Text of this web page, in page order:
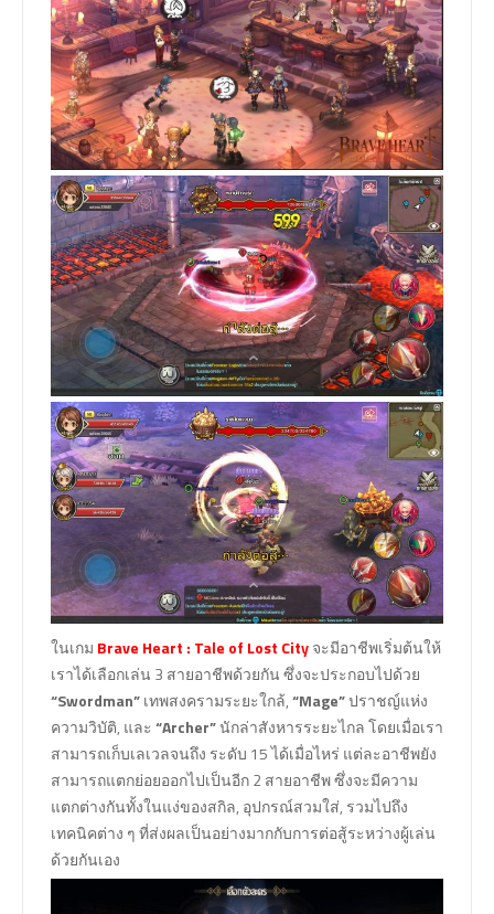
ในเกม Brave Heart : Tale of Lost Cityจะมีอาชีพเริ่มต้นให้
เราได้เลือกเล่น 3 สายอาชีพด้วยกัน ซึ่งจะประกอบไปด้วย
“Swordman”เทพสงครามระยะใกล้,“Mage”ปราชญ์แห่ง
ความวิบัติ, และ “Archer”นักล่าสังหารระยะไกล โดยเมื่อเรา
สามารถเก็บเลเวลจนถึง ระดับ 15 ได้เมื่อไหร่ แต่ละอาชีพยัง
สามารถแตกย่อยออกไปเป็นอีก 2 สายอาชีพ ซึ่งจะมีความ
แตกต่างกันทั้งในแง่ของสกิล, อุปกรณ์สวมใส่, รวมไปถึง
เทคนิคต่าง ๆ ที่ส่งผลเป็นอย่างมากกับการต่อสู้ระหว่างผู้เล่น
ด้วยกันเอง